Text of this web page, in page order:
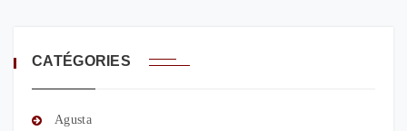
CATÉGORIES
Agusta